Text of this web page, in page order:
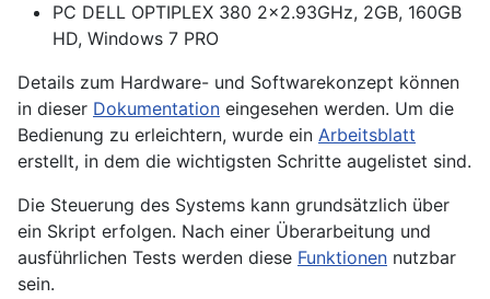
PC DELL OPTIPLEX 380 2x2.93GHz, 2GB, 160GB
HD, Windows 7 PRO
Details zum Hardware- und Softwarekonzept können
in dieser Dokumentation eingesehen werden. Um die
Bedienung zu erleichtern, wurde ein Arbeitsblatt
erstellt, in dem die wichtigsten Schritte augelistet sind.
Die Steuerung des Systems kann grundsätzlich über
ein Skript erfolgen. Nach einer Überarbeitung und
ausführlichen Tests werden diese Funktionen nutzbar
sein.